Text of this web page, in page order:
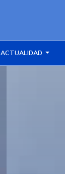
ACTUALIDAD